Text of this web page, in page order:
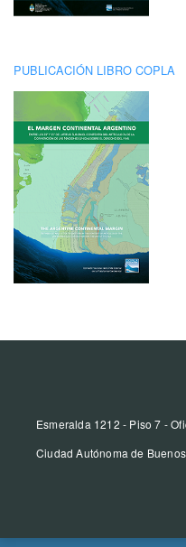
PUBLICACIÓN LIBRO COPLA
Esmeralda 1212 - Piso 7 -
Ciudad Autónoma de